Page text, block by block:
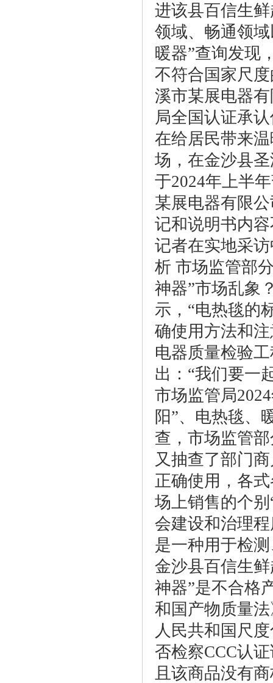
进该县百信生
领域、畅通领
暖器”查询发现
不符合国家尺
溪市某展电器
局全国认证承
在给居民带来
场，在金沙县
于2024年上半
某展电器有限
记和说明书内
记者在实地采
析 市场监管部
神器”市场乱象
示，“电热毯的
确使用方法和
电器质量检验
出：“我们要一
市场监管局
阳”、电热毯、
查，市场监管
又抽查了部门
正确使用，各
场上销售的个
会建设和治理
是一种用于检
金沙县百信生
神器”是不合格
和国产物质量
人民共和国尺
否检察CCC认
且该商品没有